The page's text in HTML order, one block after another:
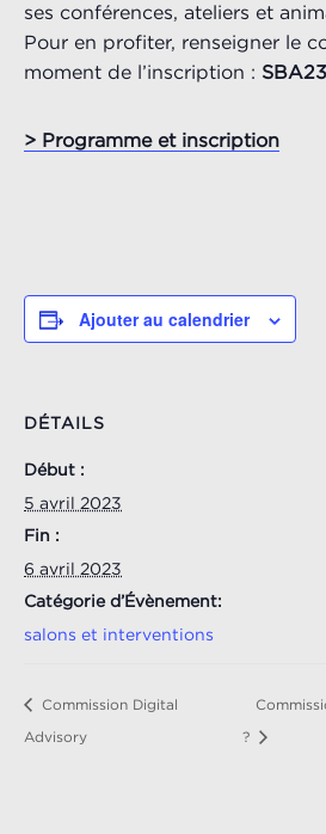
ses conférences, ateliers et
Pour en profiter, renseigner le
moment de l’inscription :
> Programme et inscription
Ajouter au calendrier
DÉTAILS
Début :
5 avril 2023
Fin :
6 avril 2023
Catégorie d’Évènement:
salons et interventions
Commission Digital
Advisory ?